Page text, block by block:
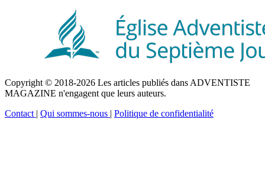
Copyright © 2018-2026 Les articles publiés dans ADVENTISTE
MAGAZINE n'engagent que leurs auteurs.
Contact | Qui sommes-nous | Politique de confidentialité